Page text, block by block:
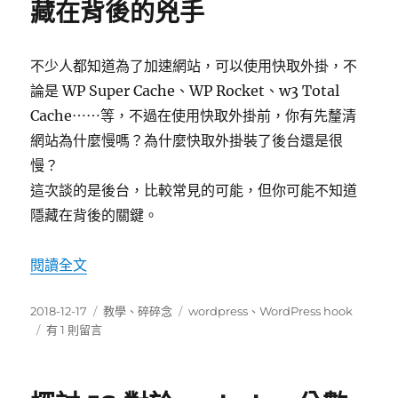
丹〉
藏在背後的兇手
不少人都知道為了加速網站，可以使用快取外掛，不
論是 WP Super Cache、WP Rocket、w3 Total
Cache⋯⋯等，不過在使用快取外掛前，你有先釐清
網站為什麼慢嗎？為什麼快取外掛裝了後台還是很
慢？
這次談的是後台，比較常見的可能，但你可能不知道
隱藏在背後的關鍵。
閱讀全文〈使用 Query Monitor 抓出隱藏在背後的兇手〉
發
佈
2018-12-17
分
教學 、碎碎念
標
wordpress 、WordPress hook
在
有 1 則留言